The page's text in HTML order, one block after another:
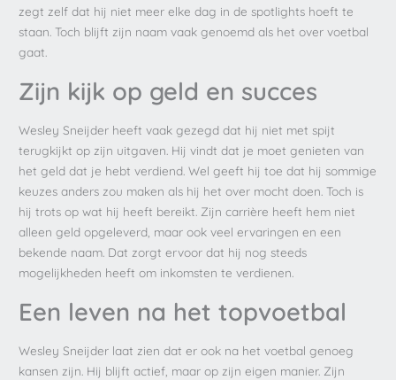
zegt zelf dat hij niet meer elke dag in de spotlights hoeft te
staan. Toch blijft zijn naam vaak genoemd als het over voetbal
gaat.
Zijn kijk op geld en succes
Wesley Sneijder heeft vaak gezegd dat hij niet met spijt
terugkijkt op zijn uitgaven. Hij vindt dat je moet genieten van
het geld dat je hebt verdiend. Wel geeft hij toe dat hij sommige
keuzes anders zou maken als hij het over mocht doen. Toch is
hij trots op wat hij heeft bereikt. Zijn carrière heeft hem niet
alleen geld opgeleverd, maar ook veel ervaringen en een
bekende naam. Dat zorgt ervoor dat hij nog steeds
mogelijkheden heeft om inkomsten te verdienen.
Een leven na het topvoetbal
Wesley Sneijder laat zien dat er ook na het voetbal genoeg
kansen zijn. Hij blijft actief, maar op zijn eigen manier. Zijn